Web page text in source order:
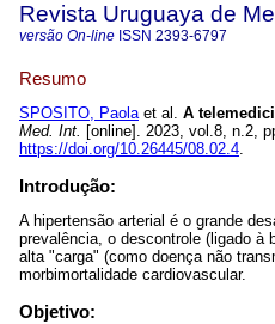
Revista Uruguaya de
versão On-line ISSN 2393-6797
Resumo
SPOSITO, Paolaet al. A
Med. Int. [online]. 2023, vol.8, n.2,
https://doi.org/10.26445/08.02.4.
Introdução:
A hipertensão arterial é o grande
prevalência, o descontrole (ligado à
alta "carga" (como doença não
morbimortalidade cardiovascular.
Objetivo: